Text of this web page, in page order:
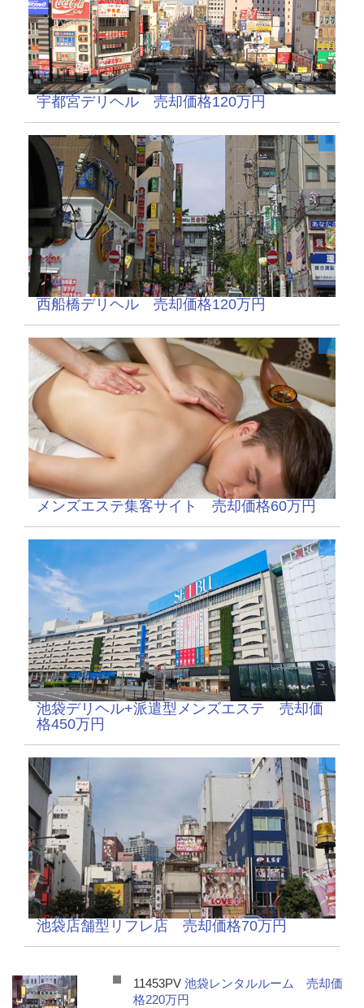
宇都宮デリヘル 売却価格120万円
西船橋デリヘル 売却価格120万円
メンズエステ集客サイト 売却価格60万円
池袋デリヘル+派遣型メンズエステ 売却価
格450万円
池袋店舗型リフレ店 売却価格70万円
11453PV池袋レンタルルーム 売却価
格220万円